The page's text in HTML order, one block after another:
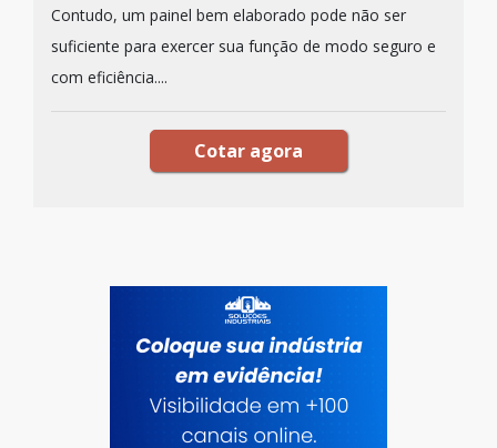
Contudo, um painel bem elaborado pode não ser
suficiente para exercer sua função de modo seguro e
com eficiência....
Cotar agora